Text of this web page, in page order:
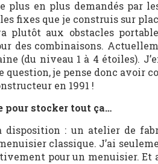
plus en plus demandés par
fixes que je construis sur
plutôt aux obstacles
des combinaisons.
(du niveau 1 à 4 étoiles).
question, je pense donc avoir
en 1991 !
pour stocker tout ça…
: un atelier de
classique. J’ai
pour un menuisier. Et